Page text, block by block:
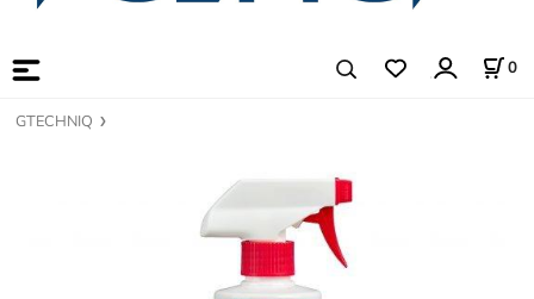
0
GTECHNIQ